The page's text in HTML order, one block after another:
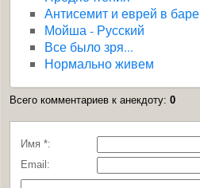
Антисемит и еврей в баре
Мойша - Русский
Все было зря...
Нормально живем
Всего комментариев к анекдоту: 0
Имя *:
Email: